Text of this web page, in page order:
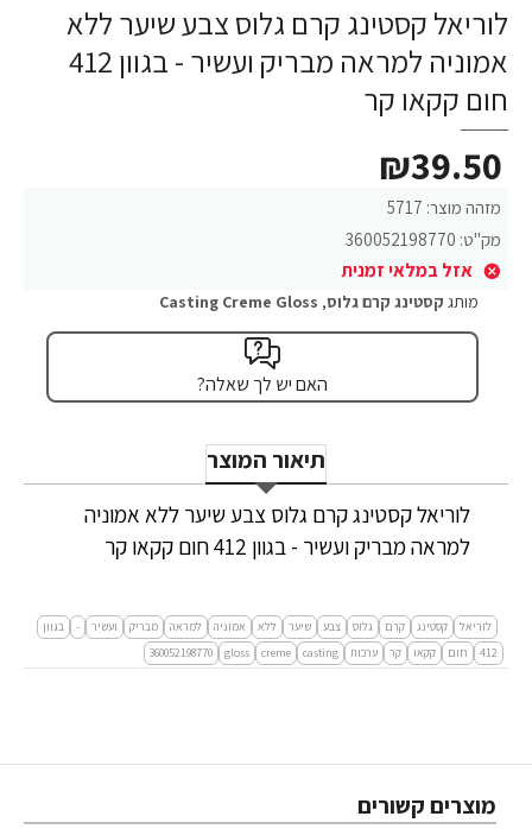
לוריאל קסטינג קרם גלוס צבע שיער ללא
אמוניה למראה מבריק ועשיר - בגוון 412
חום קקאו קר
מזהה מוצר: 5717
מק"ט: 360052198770
אזל במלאי זמנית
₪39.50
מותג קסטינג קרם גלוס,
Casting Creme Gloss
האם יש לך שאלה?
תיאור המוצר
לוריאל קסטינג קרם גלוס צבע שיער ללא אמוניה
למראה מבריק ועשיר - בגוון 412 חום קקאו קר
לוריאל קסטינג קרם גלוס צבע שיער ללא אמוניה למראה מבריק ועשיר -
בגוון
412
חום קקאו קר ערכות casting
creme
gloss
360052198770
מוצרים קשורים